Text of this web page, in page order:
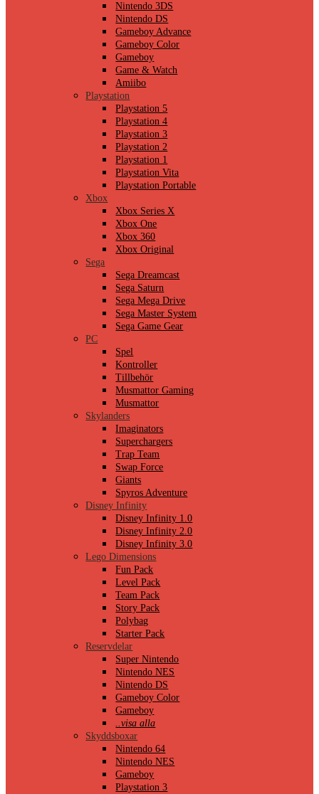
Nintendo 3DS
Nintendo DS
Gameboy Advance
Gameboy Color
Gameboy
Game & Watch
Amiibo
Playstation
Playstation 5
Playstation 4
Playstation 3
Playstation 2
Playstation 1
Playstation Vita
Playstation Portable
Xbox
Xbox Series X
Xbox One
Xbox 360
Xbox Original
Sega
Sega Dreamcast
Sega Saturn
Sega Mega Drive
Sega Master System
Sega Game Gear
PC
Spel
Kontroller
Tillbehör
Musmattor Gaming
Musmattor
Skylanders
Imaginators
Superchargers
Trap Team
Swap Force
Giants
Spyros Adventure
Disney Infinity
Disney Infinity 1.0
Disney Infinity 2.0
Disney Infinity 3.0
Lego Dimensions
Fun Pack
Level Pack
Team Pack
Story Pack
Polybag
Starter Pack
Reservdelar
Super Nintendo
Nintendo NES
Nintendo DS
Gameboy Color
Gameboy
..visa alla
Skyddsboxar
Nintendo 64
Nintendo NES
Gameboy
Playstation 3